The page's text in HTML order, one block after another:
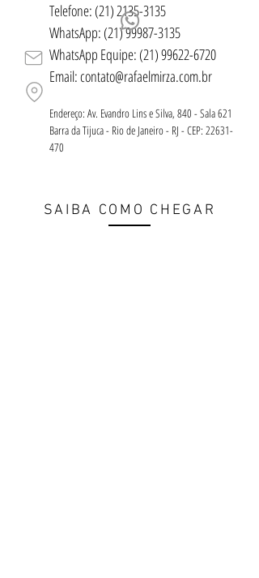
Telefone: (21) 2135-3135
WhatsApp: (21) 99987-3135
WhatsApp Equipe: (21) 99622-6720
Email:contato@rafaelmirza.com.br
Endereço: Av. Evandro Lins e Silva, 840 - Sala 621
Barra da Tijuca - Rio de Janeiro - RJ - CEP: 22631-
470
SAIBA COMO CHEGAR